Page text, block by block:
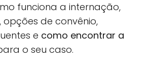
funciona a internação,
opções de convênio,
e como encontrar a
o seu caso.